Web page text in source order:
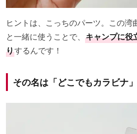
ヒントは、こっちのパーツ。この湾
と一緒に使うことで、 キャンプに役
りするんです！
その名は「どこでもカラビナ」